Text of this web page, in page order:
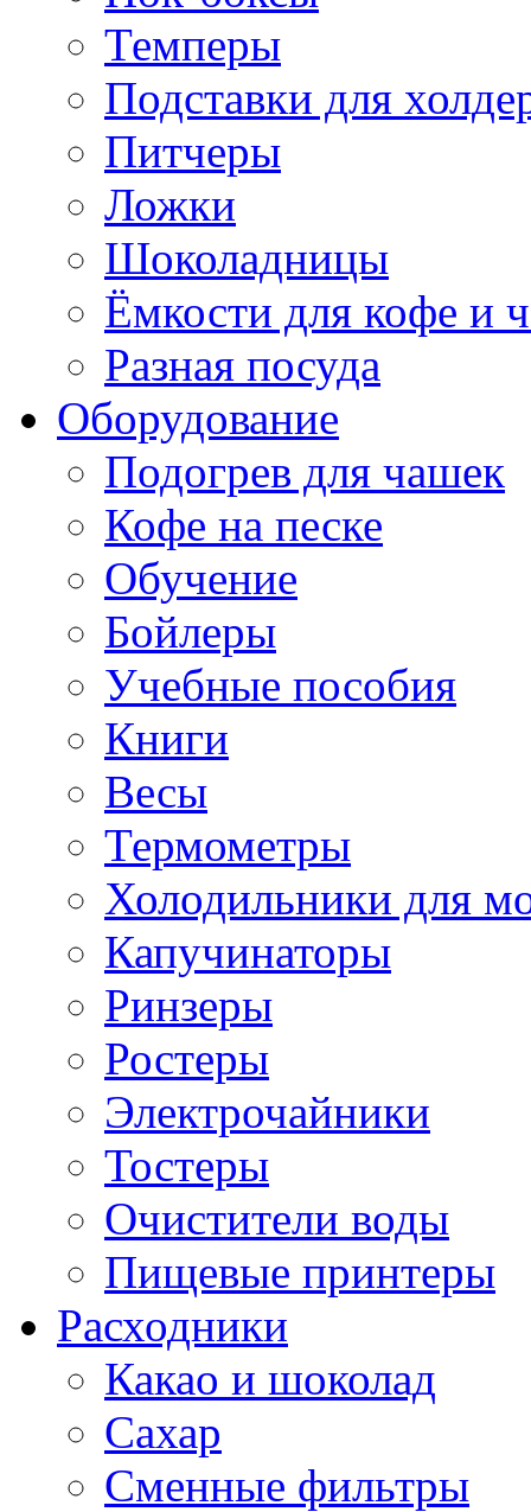
Темперы
Подставки для
Питчеры
Ложки
Шоколадницы
Ёмкости для кофе и
Разная посуда
Оборудование
Подогрев для чашек
Кофе на песке
Обучение
Бойлеры
Учебные пособия
Книги
Весы
Термометры
Холодильники для
Капучинаторы
Ринзеры
Ростеры
Электрочайники
Тостеры
Очистители воды
Пищевые принтеры
Расходники
Какао и шоколад
Сахар
Сменные фильтры